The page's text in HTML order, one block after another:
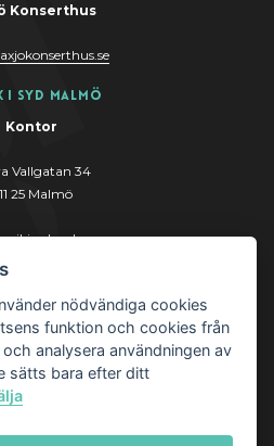
Konserthus
i Syd Malmö
Kontor
Vallgatan 34
25 Malmö
nödvändiga cookies
funktion och cookies från
analysera användningen av
sätts bara efter ditt